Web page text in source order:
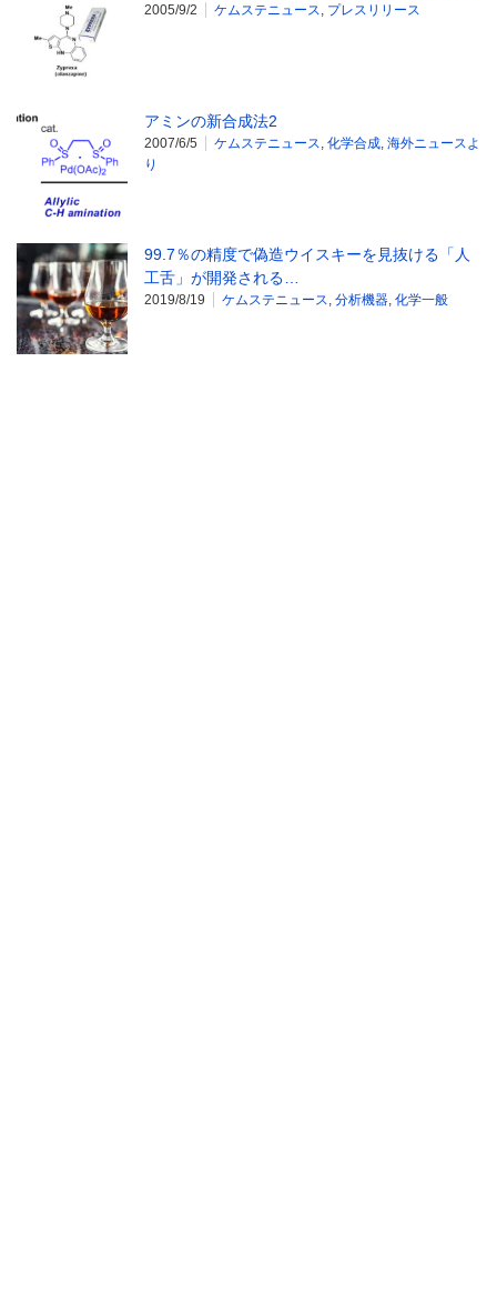
2005/9/2 ケムステニュース, プレスリリース
アミンの新合成法2
2007/6/5 ケムステニュース, 化学合成, 海外ニュースよ
り
99.7％の精度で偽造ウイスキーを見抜ける「人
工舌」が開発される…
2019/8/19 ケムステニュース, 分析機器, 化学一般